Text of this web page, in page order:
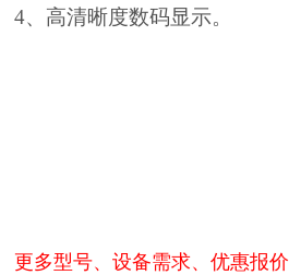
4、高清晰度数码显示。
更多型号、设备需求、优惠报价